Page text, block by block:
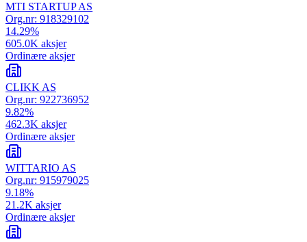
MTI STARTUP AS
Org.nr: 918329102
14.29%
605.0K aksjer
Ordinære aksjer
CLIKK AS
Org.nr: 922736952
9.82%
462.3K aksjer
Ordinære aksjer
WITTARIO AS
Org.nr: 915979025
9.18%
21.2K aksjer
Ordinære aksjer